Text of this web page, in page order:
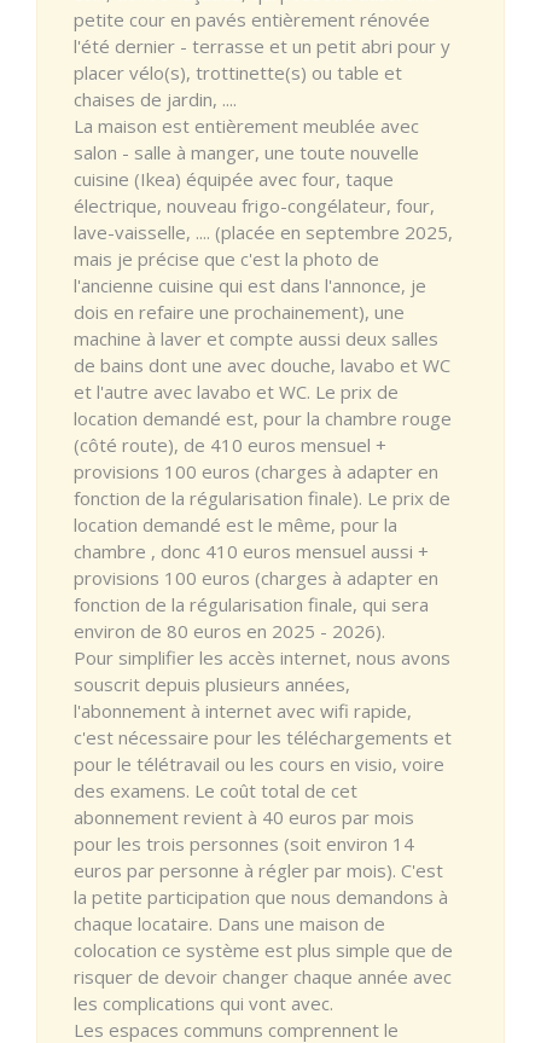
petite cour en pavés entièrement rénovée
l'été dernier - terrasse et un petit abri pour y
placer vélo(s), trottinette(s) ou table et
chaises de jardin, ....
La maison est entièrement meublée avec
salon - salle à manger, une toute nouvelle
cuisine (Ikea) équipée avec four, taque
électrique, nouveau frigo-congélateur, four,
lave-vaisselle, .... (placée en septembre 2025,
mais je précise que c'est la photo de
l'ancienne cuisine qui est dans l'annonce, je
dois en refaire une prochainement), une
machine à laver et compte aussi deux salles
de bains dont une avec douche, lavabo et WC
et l'autre avec lavabo et WC. Le prix de
location demandé est, pour la chambre rouge
(côté route), de 410 euros mensuel +
provisions 100 euros (charges à adapter en
fonction de la régularisation finale). Le prix de
location demandé est le même, pour la
chambre , donc 410 euros mensuel aussi +
provisions 100 euros (charges à adapter en
fonction de la régularisation finale, qui sera
environ de 80 euros en 2025 - 2026).
Pour simplifier les accès internet, nous avons
souscrit depuis plusieurs années,
l'abonnement à internet avec wifi rapide,
c'est nécessaire pour les téléchargements et
pour le télétravail ou les cours en visio, voire
des examens. Le coût total de cet
abonnement revient à 40 euros par mois
pour les trois personnes (soit environ 14
euros par personne à régler par mois). C'est
la petite participation que nous demandons à
chaque locataire. Dans une maison de
colocation ce système est plus simple que de
risquer de devoir changer chaque année avec
les complications qui vont avec.
Les espaces communs comprennent le